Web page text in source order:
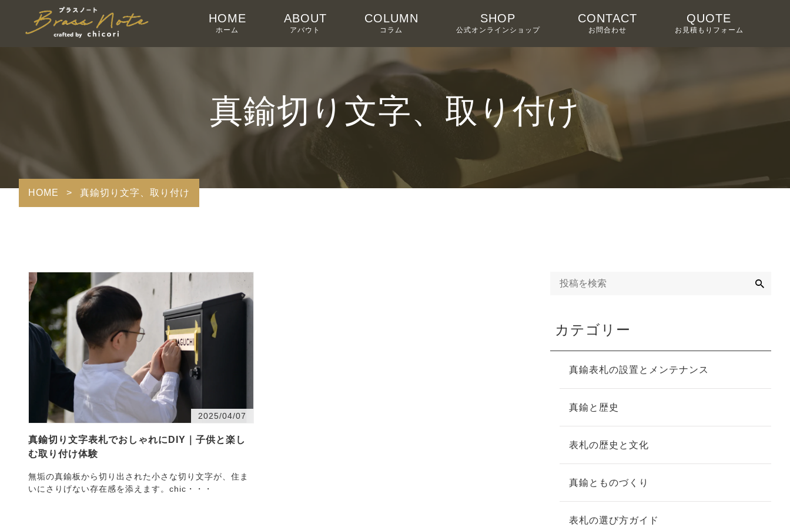
HOME
ホーム
ABOUT
アバウト
COLUMN
コラム
SHOP
公式オンラインショップ
CONTACT
お問合わせ
QUOTE
お見積もりフォーム
真鍮切り文字、取り付け
HOME > 真鍮切り文字、取り付け
2025/04/07
真鍮切り文字表札でおしゃれにDIY｜子供と楽し
む取り付け体験
無垢の真鍮板から切り出された小さな切り文字が、住ま
いにさりげない存在感を添えます。chic・・・
カテゴリー
真鍮表札の設置とメンテナンス
真鍮と歴史
表札の歴史と文化
真鍮とものづくり
表札の選び方ガイド